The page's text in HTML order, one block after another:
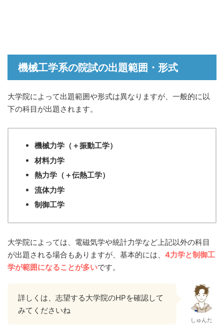
機械工学系の院試の出題範囲・形式
大学院によって出題範囲や形式は異なりますが、一般的に以
下の科目が出題されます。
機械力学（＋振動工学）
材料力学
熱力学（＋伝熱工学）
流体力学
制御工学
大学院によっては、電磁気学や統計力学など上記以外の科目
が出題される場合もありますが、基本的には、 4力学と制御工
学が範囲になることが多いです。
詳しくは、志望する大学院のHPを確認して
みてくださいね
しゅんた